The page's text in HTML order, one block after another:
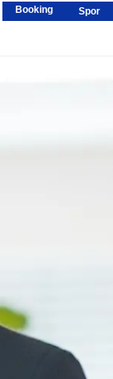
Booking Spor